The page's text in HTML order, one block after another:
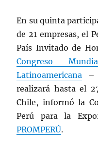
En su quinta
de 21 empresas, el
País Invitado de
Congreso
Latinoamericana –
realizará hasta el
Chile, informó la
Perú para la
PROMPERÚ.